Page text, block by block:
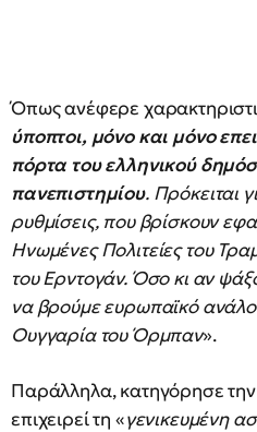
Όπως ανέφερε
ύποπτοι, μόνο και μόνο
πόρτα του ελληνικού
πανεπιστημίου. Πρόκειται
ρυθμίσεις, που βρίσκουν
Ηνωμένες Πολιτείες του
του Ερντογάν. Όσο κι αν
να βρούμε ευρωπαϊκό
Ουγγαρία του Όρμπαν».
Παράλληλα, κατηγόρησε
επιχειρεί τη «γενικευμένη